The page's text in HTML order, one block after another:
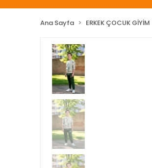
Ana Sayfa ERKEK ÇOCUK GİYİM